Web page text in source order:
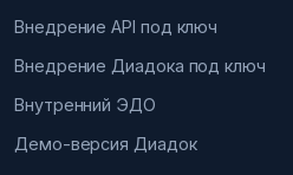
Внедрение API под ключ
Внедрение Диадока под ключ
Внутренний ЭДО
Демо-версия Диадок